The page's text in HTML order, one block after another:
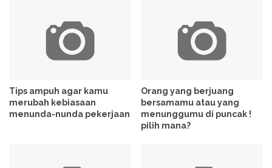
Tips ampuh agar kamu
merubah kebiasaan
menunda-nunda pekerjaan
Orang yang berjuang
bersamamu atau yang
menunggumu di puncak !
pilih mana?